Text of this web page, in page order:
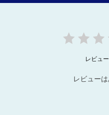
レビュ
レビューは